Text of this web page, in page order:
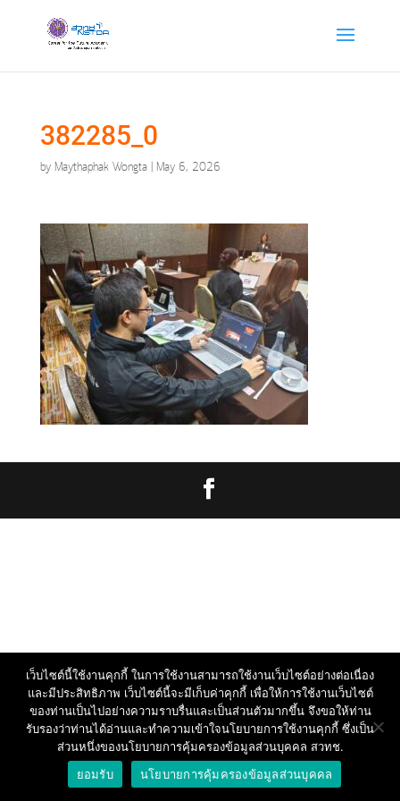
382285_0
by Maythaphak Wongta| May 6, 2026
เว็บไซต์นี้ใช้งานคุกกี้ ในการใช้งานสามารถใช้งานเว็บไซต์อย่างต่อเนื่อง
และมีประสิทธิภาพ เว็บไซต์นี้จะมีเก็บค่าคุกกี้ เพื่อให้การใช้งานเว็บไซต์
ของท่านเป็นไปอย่างความราบรื่นและเป็นส่วนตัวมากขึ้น จึงขอให้ท่าน
รับรองว่าท่านได้อ่านและทำความเข้าใจนโยบายการใช้งานคุกกี้ ซึ่งเป็น
ส่วนหนึ่งของนโยบายการคุ้มครองข้อมูลส่วนบุคคล สวทช.
ยอมรับ
นโยบายการคุ้มครองข้อมูลส่วนบุคคล